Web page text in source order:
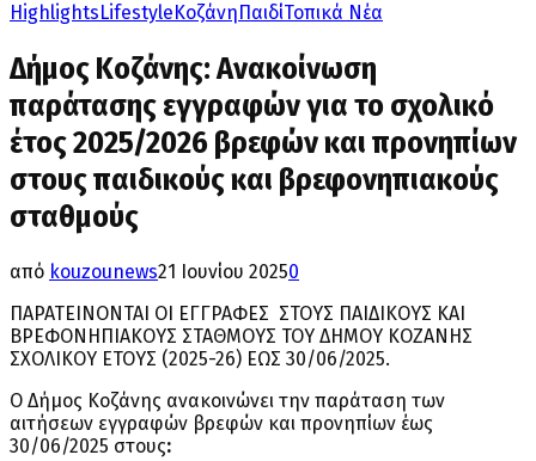
HighlightsLifestyleΚοζάνηΠαιδίΤοπικά Νέα
Δήμος Κοζάνης: Ανακοίνωση
παράτασης εγγραφών για το σχολικό
έτος 2025/2026 βρεφών και προνηπίων
στους παιδικούς και βρεφονηπιακούς
σταθμούς
από kouzounews21 Ιουνίου 20250
ΠΑΡΑΤΕΙΝΟΝΤΑΙ ΟΙ ΕΓΓΡΑΦΕΣ ΣΤΟΥΣ ΠΑΙΔΙΚΟΥΣ ΚΑΙ
ΒΡΕΦΟΝΗΠΙΑΚΟΥΣ ΣΤΑΘΜΟΥΣ ΤΟΥ ΔΗΜΟΥ ΚΟΖΑΝΗΣ
ΣΧΟΛΙΚΟΥ ΕΤΟΥΣ (2025-26) ΕΩΣ 30/06/2025.
Ο Δήμος Κοζάνης ανακοινώνει την παράταση των
αιτήσεων εγγραφών βρεφών και προνηπίων έως
30/06/2025 στους: